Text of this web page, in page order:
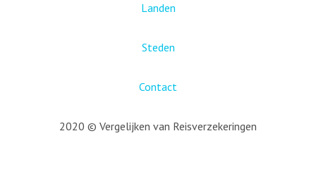
Landen
Steden
Contact
2020 © Vergelijken van Reisverzekeringen